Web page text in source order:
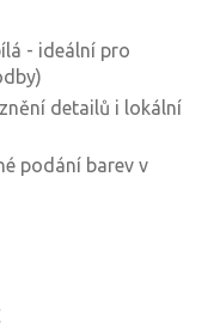
- ideální pro
detailů i lokální
podání barev v